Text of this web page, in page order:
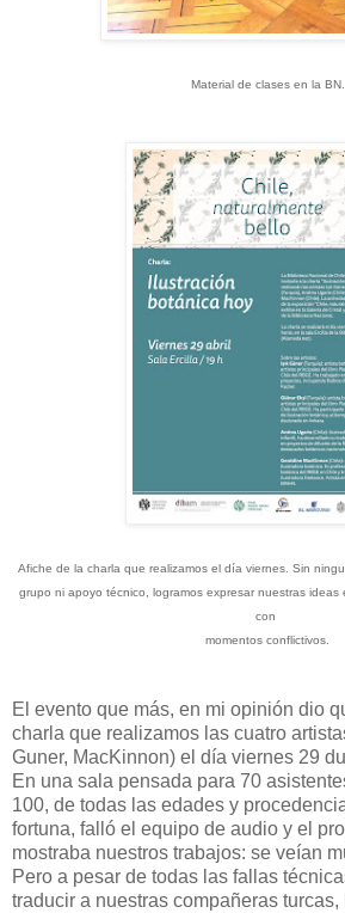
Material de clases en la BN.
Afiche de la charla que realizamos el día viernes. Sin
grupo ni apoyo técnico, logramos expresar nuestras ideas
con
momentos conflictivos.
El evento que más, en mi opinión dio
charla que realizamos las cuatro
Guner, MacKinnon) el día viernes 29
En una sala pensada para 70
100, de todas las edades y
fortuna, falló el equipo de audio y el
mostraba nuestros trabajos: se veían
Pero a pesar de todas las fallas
traducir a nuestras compañeras turcas,